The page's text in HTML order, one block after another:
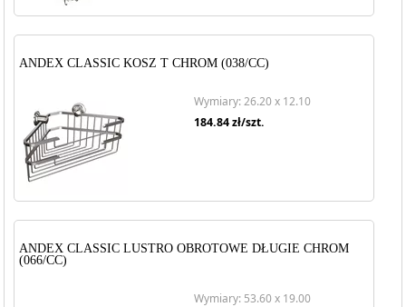
ANDEX CLASSIC KOSZ T CHROM (038/CC)
Wymiary: 26.20 x 12.10
184.84zł/szt.
ANDEX CLASSIC LUSTRO OBROTOWE DŁUGIE CHROM
(066/CC)
Wymiary: 53.60 x 19.00